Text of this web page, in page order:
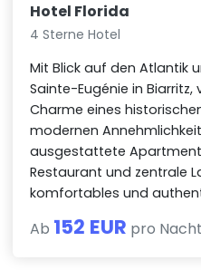
Hotel Florida
4 Sterne Hotel
Mit Blick auf den Atlantik
Sainte-Eugénie in
Charme eines
modernen
ausgestattete
Restaurant und zentrale
komfortables und
Ab 152 EUR pro Nacht